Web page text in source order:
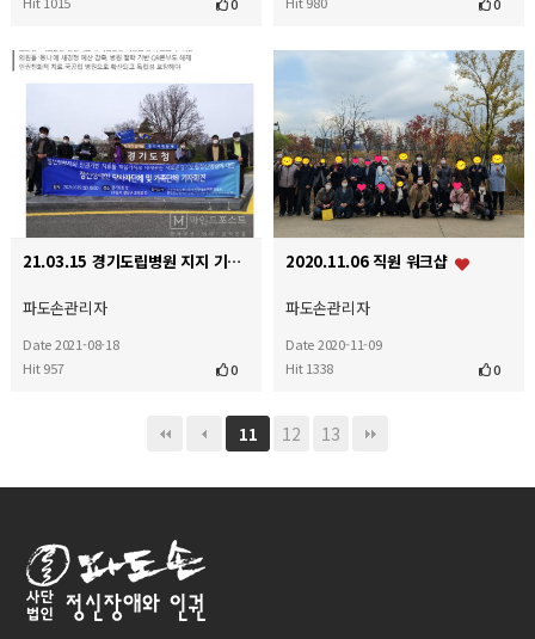
21.03.15 경기도립병원 지지 기자회견
파도손관리자
Date 2021-08-18
Hit 957
0
2020.11.06 직원 워크샵
파도손관리자
Date 2020-11-09
Hit 1338
0
11 12 13